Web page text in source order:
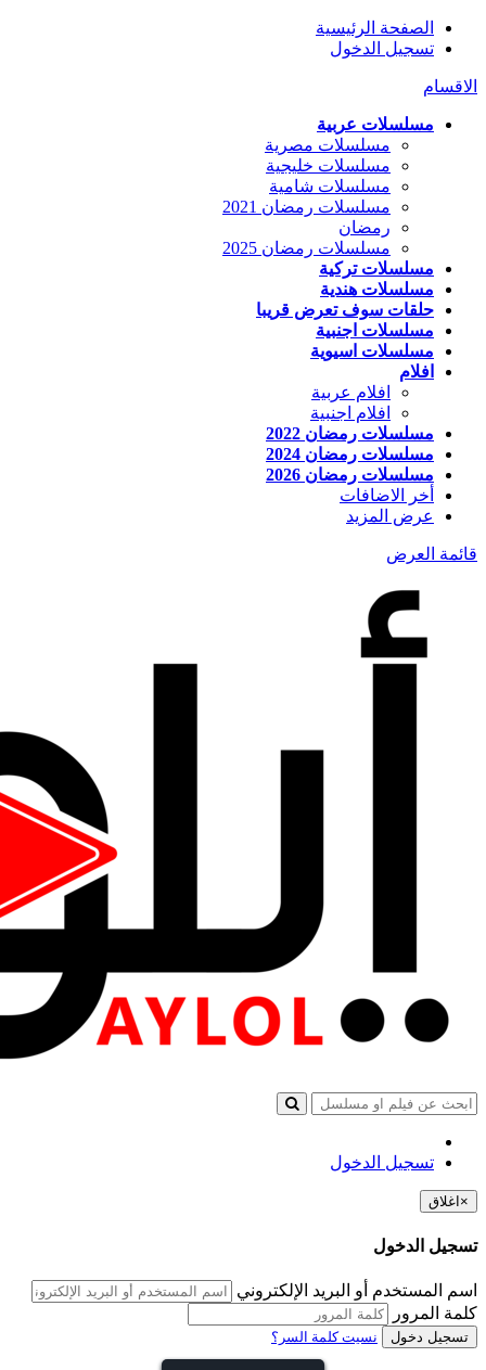
الصفحة الرئيسية
تسجيل الدخول
الاقسام
مسلسلات عربية
مسلسلات مصرية
مسلسلات خليجية
مسلسلات شامية
مسلسلات رمضان 2021
رمضان
مسلسلات رمضان 2025
مسلسلات تركية
مسلسلات هندية
حلقات سوف تعرض قريبا
مسلسلات اجنبية
مسلسلات اسيوية
افلام
افلام عربية
افلام اجنبية
مسلسلات رمضان 2022
مسلسلات رمضان 2024
مسلسلات رمضان 2026
أخر الاضافات
عرض المزيد
قائمة العرض
تسجيل الدخول
× اغلاق
تسجيل الدخول
اسم المستخدم أو البريد الإلكتروني
كلمة المرور
تسجيل دخول نسيت كلمة السر؟